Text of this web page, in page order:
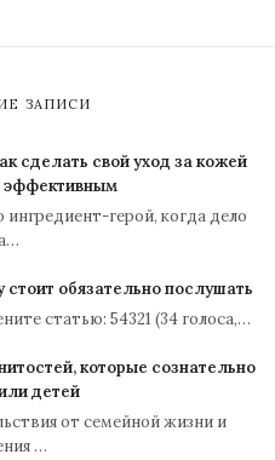
ЗАПИСИ
сделать свой уход за кожей
эффективным
герой, когда дело
обязательно послушать
статью: 54321 (34 голоса,…
которые сознательно
детей
от семейной жизни и
…